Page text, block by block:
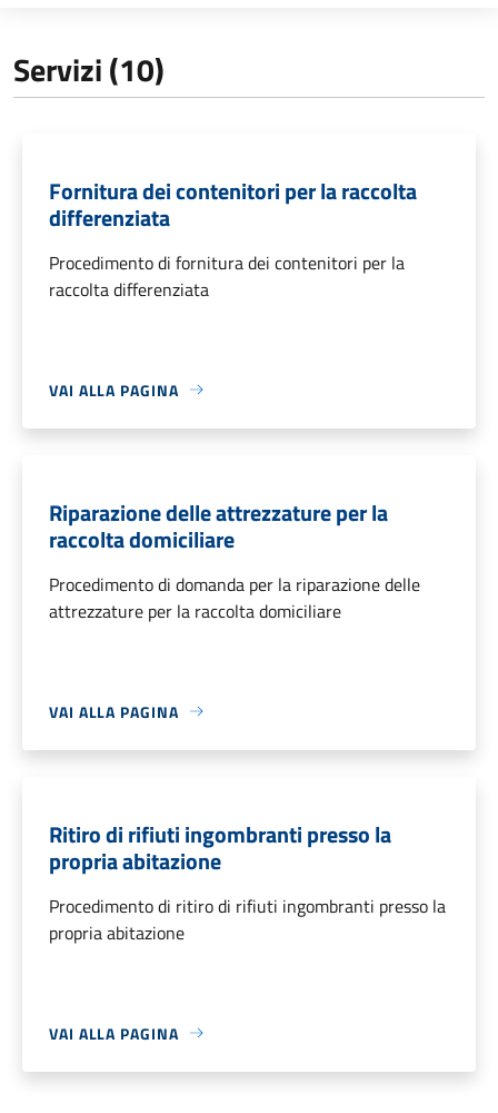
Servizi (10)
Fornitura dei contenitori per la raccolta
differenziata
Procedimento di fornitura dei contenitori per la
raccolta differenziata
VAI ALLA PAGINA
Riparazione delle attrezzature per la
raccolta domiciliare
Procedimento di domanda per la riparazione delle
attrezzature per la raccolta domiciliare
VAI ALLA PAGINA
Ritiro di rifiuti ingombranti presso la
propria abitazione
Procedimento di ritiro di rifiuti ingombranti presso la
propria abitazione
VAI ALLA PAGINA